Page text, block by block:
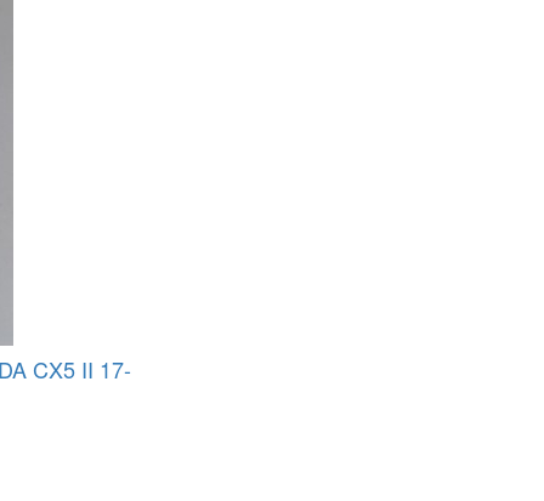
CX5 II 17-